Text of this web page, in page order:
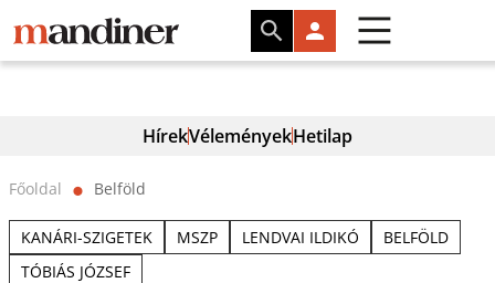
HírekVéleményekHetilap
Főoldal ⬤ Belföld
KANÁRI-SZIGETEK MSZP LENDVAI ILDIKÓ
BELFÖLD
TÓBIÁS JÓZSEF